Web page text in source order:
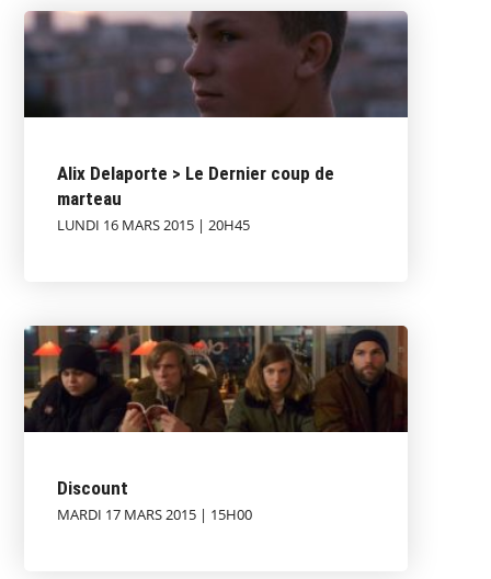
Alix Delaporte > Le Dernier coup de
marteau
LUNDI 16 MARS 2015 | 20H45
Discount
MARDI 17 MARS 2015 | 15H00